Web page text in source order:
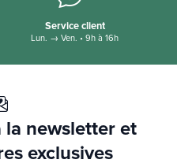
Service client
Lun. → Ven. • 9h à 16h
newsletter et
exclusives